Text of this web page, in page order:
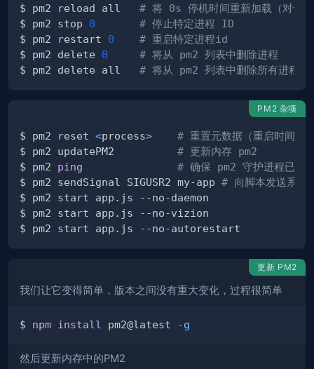
$ pm2 reload all # 将 0s 停机时间重新加载（对于
$ pm2 stop 0
# 停止特定进程 ID
$ pm2 restart 0
# 重启特定进程id
$ pm2 delete 0
# 将从 pm2 列表中删除进程
$ pm2 delete all # 将从 pm2 列表中删除所有进程
PM2 杂项
$ pm2 reset <process>
# 重置元数据（重启时间
$ pm2 updatePM2 # 更新内存 pm2
$ pm2 ping
# 确保 pm2 守护进程已经
$ pm2 sendSignal SIGUSR2 my-app # 向脚本发送系统
更新 PM2
我们让它变得简单，版本之间没有重大变化，过程很简单
$ npm install pm2@latest -g
然后更新内存中的PM2